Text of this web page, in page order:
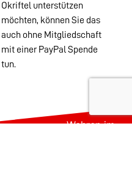
Okriftel unterstützen
möchten, können Sie das
auch ohne Mitgliedschaft
mit einer PayPal Spende
tun.
Wehren im